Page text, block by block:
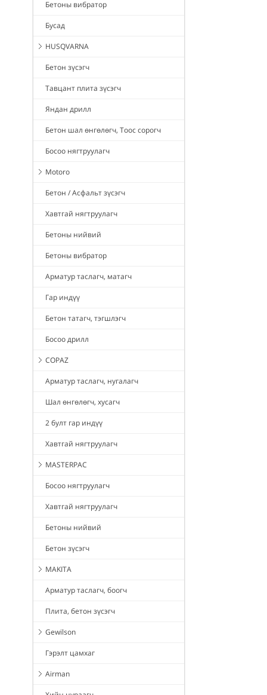
Бетоны вибратор
Бусад
HUSQVARNA
Бетон зүсэгч
Тавцант плита зүсэгч
Яндан дрилл
Бетон шал өнгөлөгч, Тоос сорогч
Босоо нягтруулагч
Motoro
Бетон / Асфальт зүсэгч
Хавтгай нягтруулагч
Бетоны нийвий
Бетоны вибратор
Арматур таслагч, матагч
Гар индүү
Бетон татагч, тэгшлэгч
Босоо дрилл
COPAZ
Арматур таслагч, нугалагч
Шал өнгөлөгч, хусагч
2 булт гар индүү
Хавтгай нягтруулагч
MASTERPAC
Босоо нягтруулагч
Хавтгай нягтруулагч
Бетоны нийвий
Бетон зүсэгч
MAKITA
Арматур таслагч, боогч
Плита, бетон зүсэгч
Gewilson
Гэрэлт цамхаг
Airman